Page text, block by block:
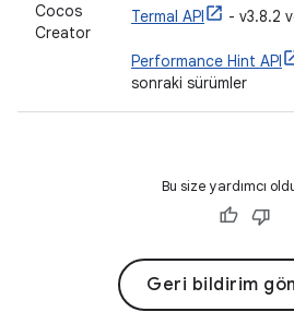
Cocos
Creator
Termal API - v3.8.2
Performance Hint API
sonraki sürümler
Bu size yardımcı
Geri bildirim